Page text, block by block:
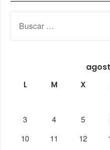
L M X
3
4 5
10
11 12